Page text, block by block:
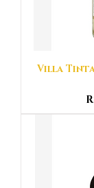
Villa